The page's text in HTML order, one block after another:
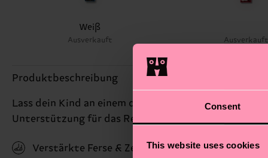
Consent
This website uses cookies
Weiß
Ausverkauft Ausverkauft
Produktbeschreibung
Lass dein Kind an einem der größten Gefühle
Unterstützung für das Recht aller auf Liebe zeigen
Verstärkte Ferse & Zehen